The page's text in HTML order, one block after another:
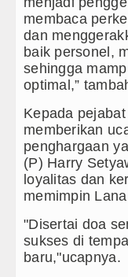
membaca
dan
baik personel,
sehingga
optimal,”
Kepada
memberikan
penghargaan
(P) Harry
loyalitas dan
memimpin
"Disertai doa
sukses di
baru,"ucapnya.